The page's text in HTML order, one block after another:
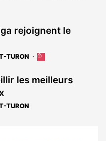
rejoignent le
TURON
Cet
est
réservé
les meilleurs
TURON